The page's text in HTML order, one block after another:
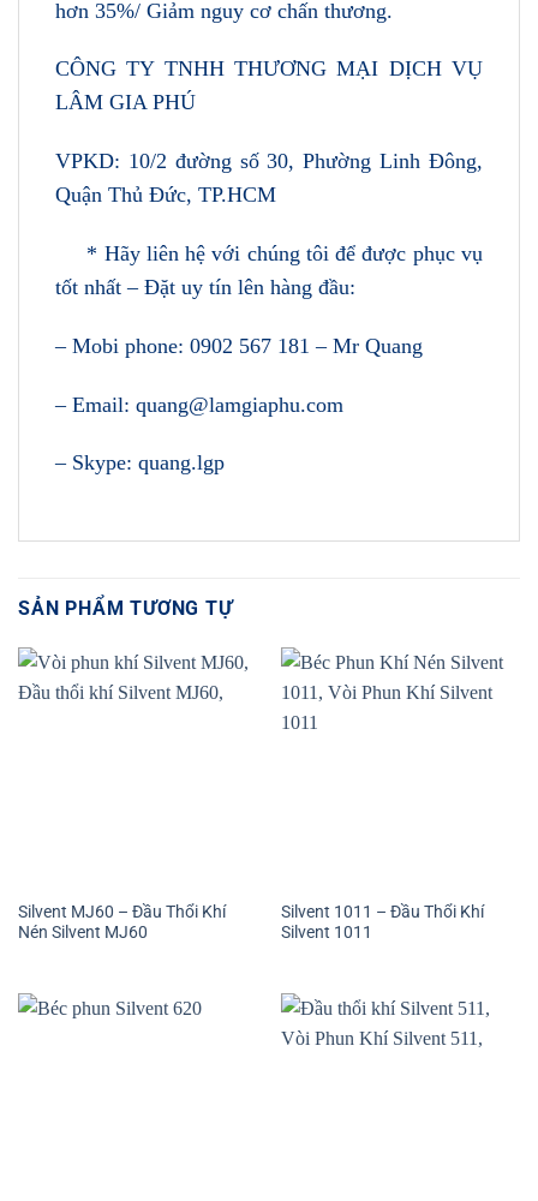
hơn 35%/ Giảm nguy cơ chấn thương.
CÔNG TY TNHH THƯƠNG MẠI DỊCH VỤ
LÂM GIA PHÚ
VPKD: 10/2 đường số 30, Phường Linh Đông,
Quận Thủ Đức, TP.HCM
* Hãy liên hệ với chúng tôi để được phục vụ
tốt nhất – Đặt uy tín lên hàng đầu:
– Mobi phone: 0902 567 181 – Mr Quang
– Email: quang@lamgiaphu.com
– Skype: quang.lgp
SẢN PHẨM TƯƠNG TỰ
Silvent MJ60 – Đầu Thổi Khí
Nén Silvent MJ60
Silvent 1011 – Đầu Thổi Khí
Silvent 1011